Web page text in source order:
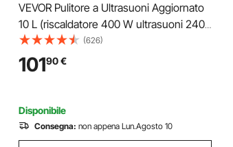
VEVOR Pulitore a Ultrasuoni Aggiornato
10 L (riscaldatore 400 W ultrasuoni 240
W) Pulitore a Ultrasuoni da Laboratorio
Digitale con Temporizzatore del
Riscaldatore per Pulizia di Parti di
(626)
10190€
Disponibile
Consegna: non appena Lun.Agosto 10